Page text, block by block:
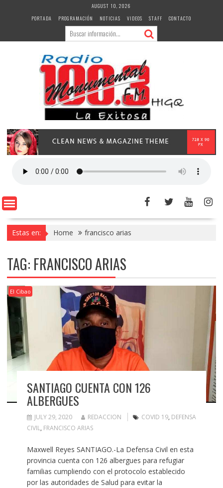
AUGUST 10, 2026
PORTADA
PROGRAMACIÓN NOTICIAS VIDEOS STAFF CONTACTO
Estas en: Home francisco arias
TAG: FRANCISCO ARIAS
El Cibao
SANTIAGO CUENTA CON 126
ALBERGUES
JULY 29, 2020 REDACCION COVID 19, DEFENSA
CIVIL, FRANCISCO ARIAS
Maxwell Reyes SANTIAGO.-La Defensa Civil en esta
provincia cuenta con 126 albergues para refugiar
familias cumpliendo con el protocolo establecido
por las autoridades de Salud para evitar la